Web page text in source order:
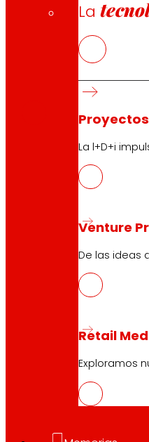
La
La l+D+i
Venture
De las ideas
Retail
Exploramos
EROSKI Corporativo